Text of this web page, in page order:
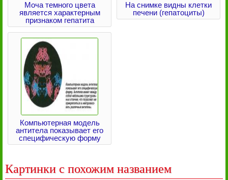
Моча темного цвета
является характерным
признаком гепатита
На снимке видны клетки
печени (гепатоциты)
Компьютерная модель
антитела показывает его
специфическую форму
Картинки с похожим названием